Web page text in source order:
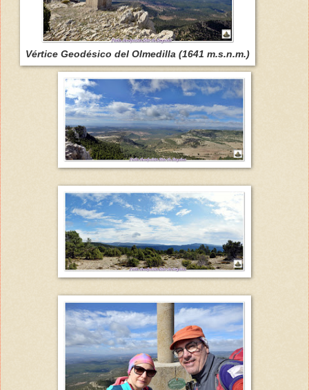
Vértice Geodésico del Olmedilla (1641 m.s.n.m.)